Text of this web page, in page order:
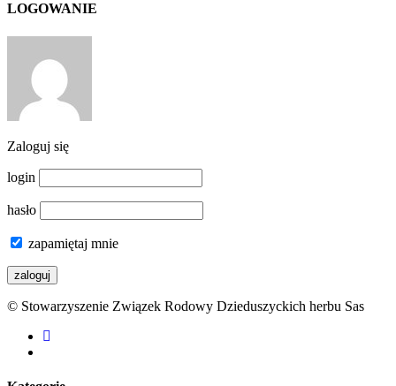
LOGOWANIE
Zaloguj się
login
hasło
zapamiętaj mnie
© Stowarzyszenie Związek Rodowy Dzieduszyckich herbu Sas
facebook